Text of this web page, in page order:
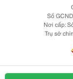
Số
Nơi cấp:
Trụ sở